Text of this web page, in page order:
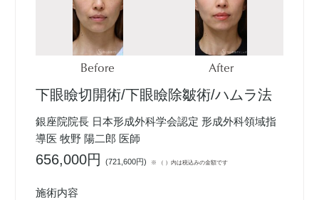
Before After
下眼瞼切開術/下眼瞼除皺術/ハムラ法
銀座院院長 日本形成外科学会認定 形成外科領域指
導医 牧野 陽二郎 医師
656,000円(721,600円) ※ （ ）内は税込みの金額です
施術内容